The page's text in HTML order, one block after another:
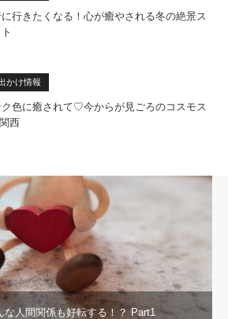
行きたくなる！心が癒やされる冬の絶景ス
かけ情報
ク色に癒されて♡今からが見ごろのコスモス
西
な人間関係も好転する！？ Part1